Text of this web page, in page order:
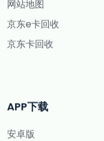
网站地图
京东e卡回收
京东卡回收
APP下载
安卓版